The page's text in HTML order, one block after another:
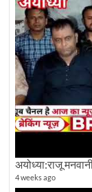
4 weeks ago